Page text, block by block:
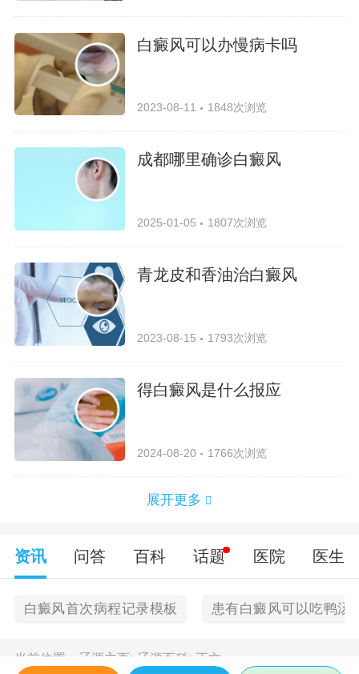
白癜风可以办慢病卡吗
2023-08-11 1848次浏览
成都哪里确诊白癜风
2025-01-05 1807次浏览
青龙皮和香油治白癜风
2023-08-15 1793次浏览
得白癜风是什么报应
2024-08-20 1766次浏览
展开更多
资讯 问答 百科 话题 医院 医生
白癜风首次病程记录模板 患有白癜风可以吃鸭汤
当前位置： 辽源主页> 辽源百科> 正文